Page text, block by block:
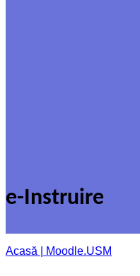
e-Instruire
Acasă | Moodle.USM